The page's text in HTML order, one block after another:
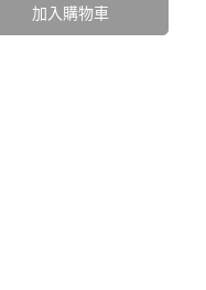
加入購物車